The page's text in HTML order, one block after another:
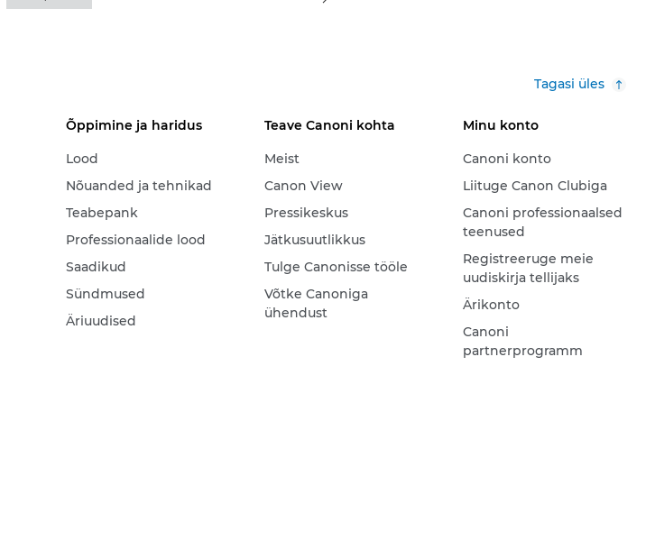
Tagasi üles
Õppimine ja haridus
Lood
Nõuanded ja tehnikad
Teabepank
Professionaalide lood
Saadikud
Sündmused
Äriuudised
Teave Canoni kohta
Meist
Canon View
Pressikeskus
Jätkusuutlikkus
Tulge Canonisse tööle
Võtke Canoniga
ühendust
Minu konto
Canoni konto
Liituge Canon Clubiga
Canoni professionaalsed
teenused
Registreeruge meie
uudiskirja tellijaks
Ärikonto
Canoni
partnerprogramm